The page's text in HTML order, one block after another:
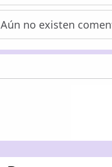
Aún no existen